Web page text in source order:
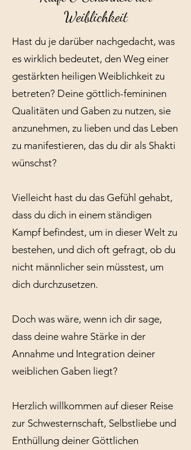
Weiblichkeit
Hast du je darüber nachgedacht, was
es wirklich bedeutet, den Weg einer
gestärkten heiligen Weiblichkeit zu
betreten? Deine göttlich-femininen
Qualitäten und Gaben zu nutzen, sie
anzunehmen, zu lieben und das Leben
zu manifestieren, das du dir als Shakti
wünschst?
Vielleicht hast du das Gefühl gehabt,
dass du dich in einem ständigen
Kampf befindest, um in dieser Welt zu
bestehen, und dich oft gefragt, ob du
nicht männlicher sein müsstest, um
dich durchzusetzen.
Doch was wäre, wenn ich dir sage,
dass deine wahre Stärke in der
Annahme und Integration deiner
weiblichen Gaben liegt?
Herzlich willkommen auf dieser Reise
zur Schwesternschaft, Selbstliebe und
Enthüllung deiner Göttlichen